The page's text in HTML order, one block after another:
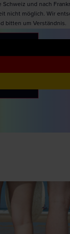
Schweiz und nach
nicht möglich. Wir
bitten um Verständnis.